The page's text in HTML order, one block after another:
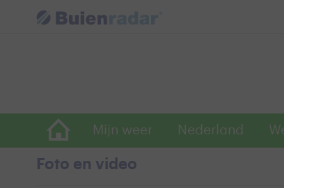
Mijn weer Nederland
Foto en video